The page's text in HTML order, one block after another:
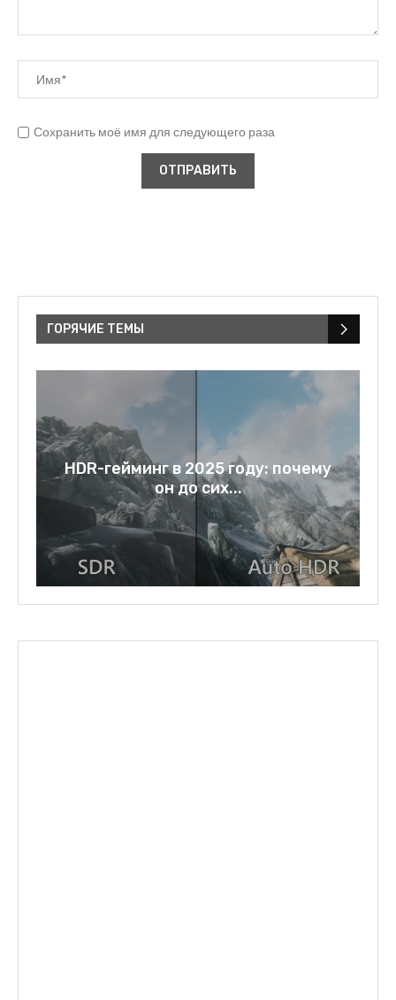
Сохранить моё имя для следующего раза
ГОРЯЧИЕ ТЕМЫ
Rage bait: слово года 2025 и
зеркало нашей...